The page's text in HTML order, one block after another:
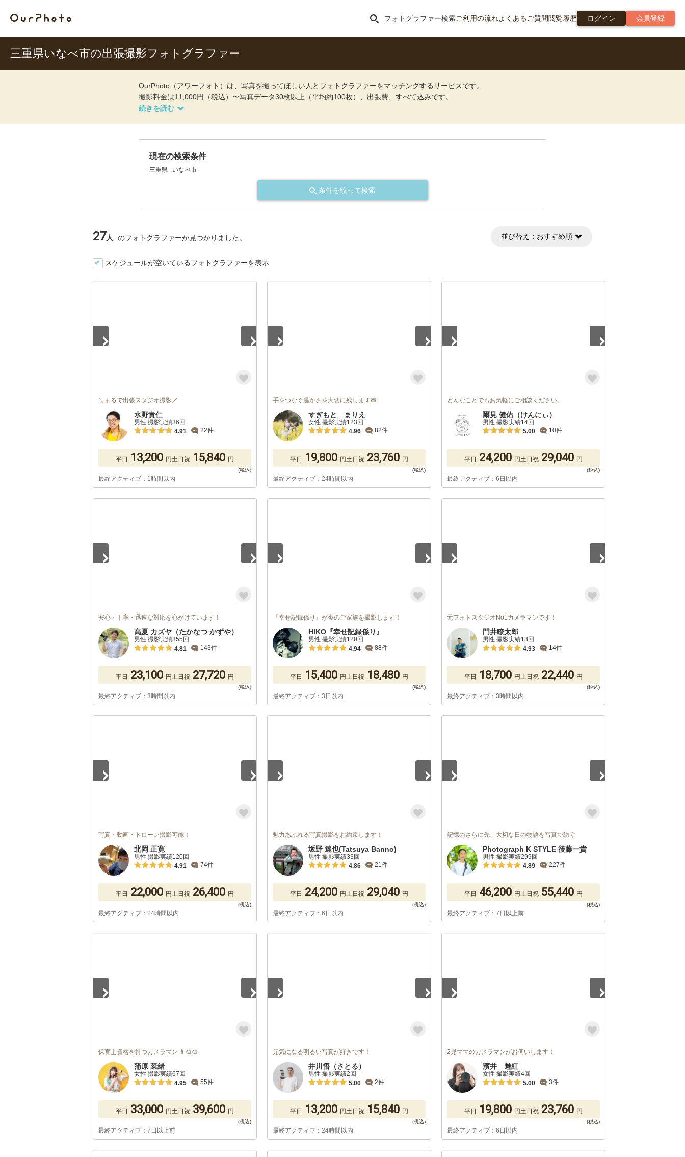
フォトグラファー検索ご利用の流れよくあるご質問閲覧履歴 ログイン 会員登録
三重県いなべ市の出張撮影フォトグラファー
OurPhoto（アワーフォト）は、写真を撮ってほしい人とフォトグラファーをマッチングするサービスです。
撮影料金は11,000円（税込）〜写真データ30枚以上（平均約100枚）、出張費、すべて込みです。
現在の検索条件
三重県 いなべ市
条件を絞って検索
27人 のフォトグラファーが見つかりました。 並び替え： おすすめ順
スケジュールが空いているフォトグラファーを表示
＼まるで出張スタジオ撮影／
水野貴仁
男性 撮影実績36回
4.91
22件
平日 13,200 円土日祝 15,840 円
最終アクティブ：1時間以内
手をつなぐ温かさを大切に残します📸
すぎもと まりえ
女性 撮影実績123回
4.96
82件
平日 19,800 円土日祝 23,760 円
最終アクティブ：24時間以内
どんなことでもお気軽にご相談ください。
爾見 健佑（けんにぃ）
男性 撮影実績14回
5.00
10件
平日 24,200 円土日祝 29,040 円
最終アクティブ：6日以内
安心・丁寧・迅速な対応を心がけています！
高夏 カズヤ（たかなつ かずや）
男性 撮影実績355回
4.81
143件
平日 23,100 円土日祝 27,720 円
最終アクティブ：3時間以内
『幸せ記録係り』が今のご家族を撮影します！
HIKO『幸せ記録係り』
男性 撮影実績120回
4.94
88件
平日 15,400 円土日祝 18,480 円
最終アクティブ：3日以内
元フォトスタジオNo1カメラマンです！
門井瞭太郎
男性 撮影実績18回
4.93
14件
平日 18,700 円土日祝 22,440 円
最終アクティブ：3時間以内
写真・動画・ドローン撮影可能！
北岡 正寛
男性 撮影実績120回
4.91
74件
平日 22,000 円土日祝 26,400 円
最終アクティブ：24時間以内
魅力あふれる写真撮影をお約束します！
坂野 達也(Tatsuya Banno)
男性 撮影実績33回
4.86
21件
平日 24,200 円土日祝 29,040 円
最終アクティブ：6日以内
記憶のさらに先、大切な日の物語を写真で紡ぐ
Photograph K STYLE 後藤一貴
男性 撮影実績299回
4.89
227件
平日 46,200 円土日祝 55,440 円
最終アクティブ：7日以上前
保育士資格を持つカメラマン 👩‍🎨🎨
蒲原 菜緒
女性 撮影実績67回
4.95
55件
平日 33,000 円土日祝 39,600 円
最終アクティブ：7日以上前
元気になる明るい写真が好きです！
井川悟（さとる）
男性 撮影実績2回
5.00
2件
平日 13,200 円土日祝 15,840 円
最終アクティブ：24時間以内
2児ママのカメラマンがお伺いします！
濱井 魅紅
女性 撮影実績4回
5.00
3件
平日 19,800 円土日祝 23,760 円
最終アクティブ：6日以内